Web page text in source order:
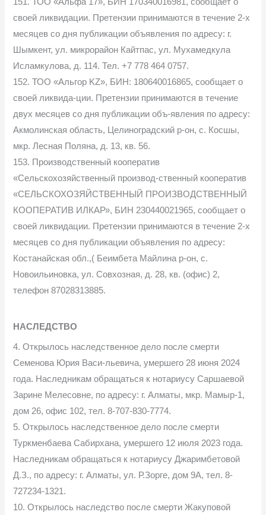
своей ликвидации. Претензии принимаются в течение 2-х
месяцев со дня публикации объявления по адресу: г.
Шымкент, ул. микрорайон Кайтпас, ул. Мухамедкула
Исламкулова, д. 114. Тел. +7 778 464 0757.
152. ТОО «Альгор KZ», БИН: 180640016865, сообщает о
своей ликвида-ции. Претензии принимаются в течение
двух месяцев со дня публикации объ-явления по адресу:
Акмолинская область, Целиноградский р-он, с. Косшы,
мкр. Лесная Поляна, д. 13, кв. 56.
153. Производственный кооператив
«Сельскохозяйственный производ-ственный кооператив
«СЕЛЬСКОХОЗЯЙСТВЕННЫЙ ПРОИЗВОДСТВЕННЫЙ
КООПЕРАТИВ ИЛКАР», БИН 230440021965, сообщает о
своей ликвидации. Претензии принимаются в течение 2-х
месяцев со дня публикации объявления по адресу:
Костанайская обл.,( Беимбета Майлина р-он, с.
Hовоильиновка, ул. Совхозная, д. 28, кв. (офис) 2,
телефон 87028313885.
НАСЛЕДСТВО
4. Открылось наследственное дело после смерти
Семенова Юрия Васи-льевича, умершего 28 июня 2024
года. Наследникам обращаться к нотариусу Саршаевой
Зарине Мелесовне, по адресу: г. Алматы, мкр. Мамыр-1,
дом 26, офис 102, тел. 8-707-830-7774.
5. Открылось наследственное дело после смерти
Туркменбаева Сабирхана, умершего 12 июля 2023 года.
Наследникам обращаться к нотариусу Джаримбетовой
Д.З., по адресу: г. Алматы, ул. Р.Зорге, дом 9А, тел. 8-
727234-1321.
10. Открылось наследство после смерти Жакуповой